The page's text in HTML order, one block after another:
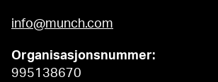
info@munch.com
Organisasjonsnummer:
995138670